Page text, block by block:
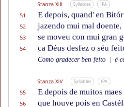
Stanza XIII Syllables IPA
51 E depois, quand' en
52 jazendo mui mal doente,
53 se moveu con mui gran
54 ca Déus desfez o séu
Como gradecer ben-feito é
Stanza XIV Syllables IPA
55 E depois de muitos maes
56 que houve pois en